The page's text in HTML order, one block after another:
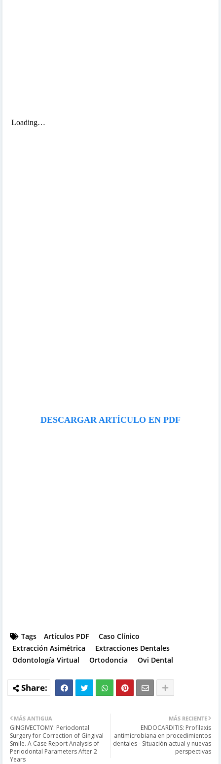
DESCARGAR ARTÍCULO EN PDF
Tags Artículos PDF
Caso Clínico
Extracción Asimétrica
Extracciones Dentales
Odontología Virtual
Ortodoncia Ovi Dental
MÁS RECIENTE
ENDOCARDITIS: Profilaxis
antimicrobiana en procedimientos
dentales - Situación actual y nuevas
perspectivas
MÁS ANTIGUA
GINGIVECTOMY: Periodontal
Surgery for Correction of Gingival
Smile. A Case Report Analysis of
Periodontal Parameters After 2
Years